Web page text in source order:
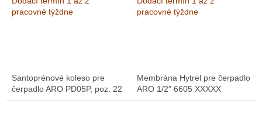
pracovné týždne
Santoprénové koleso pre
čerpadlo ARO PD05P, poz. 22
pracovné týždne
Membrána Hytrel pre čerpadlo
ARO 1/2" 6605 XXXXX